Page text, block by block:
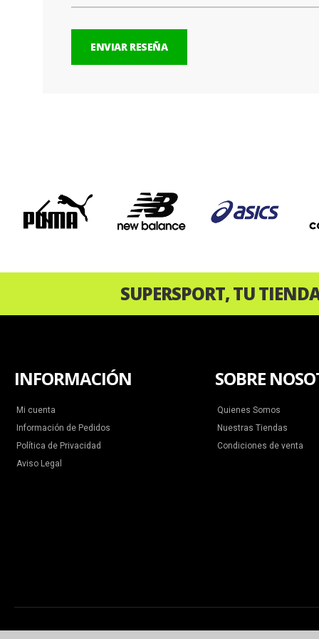
ENVIAR RESEÑA
‹
SUPERSPORT, TU
INFORMACIÓN
Mi cuenta
Información de Pedidos
Política de Privacidad
Aviso Legal
SOBRE
Quienes Somos
Nuestras Tiendas
Condiciones de venta